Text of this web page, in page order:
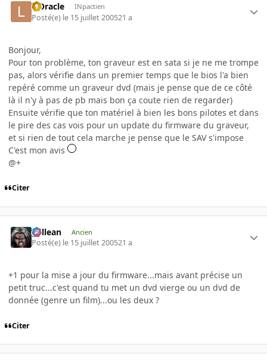
L'Oracle INpactien
Posté(e) le 15 juillet 200521 a
Bonjour,
Pour ton problème, ton graveur est en sata si je ne me trompe
pas, alors vérifie dans un premier temps que le bios l'a bien
repéré comme un graveur dvd (mais je pense que de ce côté
là il n'y à pas de pb mais bon ça coute rien de regarder)
Ensuite vérifie que ton matériel à bien les bons pilotes et dans
le pire des cas vois pour un update du firmware du graveur,
et si rien de tout cela marche je pense que le SAV s'impose
C'est mon avis
@+
Citer
gallean Ancien
Posté(e) le 15 juillet 200521 a
+1 pour la mise a jour du firmware...mais avant précise un
petit truc...c'est quand tu met un dvd vierge ou un dvd de
donnée (genre un film)...ou les deux ?
Citer